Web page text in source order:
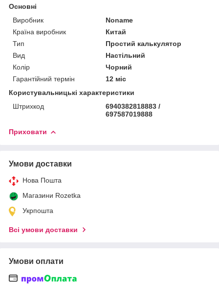
Основні
Виробник
Noname
Країна виробник
Китай
Тип
Простий калькулятор
Вид
Настільний
Колір
Чорний
Гарантійний термін
12 міс
Користувальницькі характеристики
Штрихкод
6940382818883 /
697587019888
Приховати
Умови доставки
Нова Пошта
Магазини Rozetka
Укрпошта
Всі умови доставки
Умови оплати